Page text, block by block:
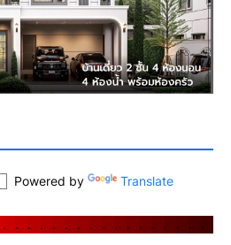
Powered by Translate
. . . . . . . . . . . . . . . . .